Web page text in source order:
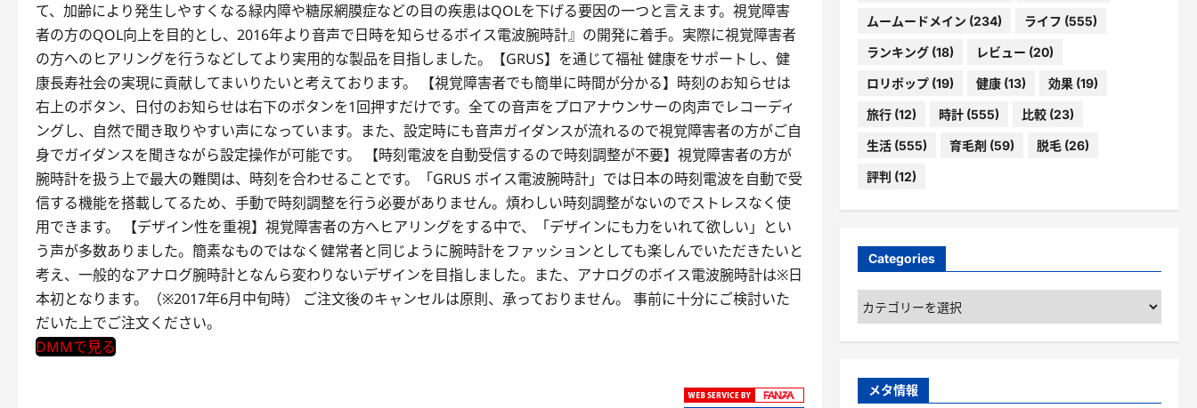
て、加齢により発生しやすくなる緑内障や糖尿網膜症などの目の疾患はQOLを下げる要因の一つと言えます。視覚障害
者の方のQOL向上を目的とし、2016年より音声で日時を知らせるボイス電波腕時計』の開発に着手。実際に視覚障害者
の方へのヒアリングを行うなどしてより実用的な製品を目指しました。【GRUS】を通じて福祉 健康をサポートし、健
康長寿社会の実現に貢献してまいりたいと考えております。 【視覚障害者でも簡単に時間が分かる】時刻のお知らせは
右上のボタン、日付のお知らせは右下のボタンを1回押すだけです。全ての音声をプロアナウンサーの肉声でレコーディ
ングし、自然で聞き取りやすい声になっています。また、設定時にも音声ガイダンスが流れるので視覚障害者の方がご自
身でガイダンスを聞きながら設定操作が可能です。 【時刻電波を自動受信するので時刻調整が不要】視覚障害者の方が
腕時計を扱う上で最大の難関は、時刻を合わせることです。「GRUS ボイス電波腕時計」では日本の時刻電波を自動で受
信する機能を搭載してるため、手動で時刻調整を行う必要がありません。煩わしい時刻調整がないのでストレスなく使
用できます。 【デザイン性を重視】視覚障害者の方へヒアリングをする中で、「デザインにも力をいれて欲しい」とい
う声が多数ありました。簡素なものではなく健常者と同じように腕時計をファッションとしても楽しんでいただきたいと
考え、一般的なアナログ腕時計となんら変わりないデザインを目指しました。また、アナログのボイス電波腕時計は※日
本初となります。（※2017年6月中旬時） ご注文後のキャンセルは原則、承っておりません。 事前に十分にご検討いた
だいた上でご注文ください。
DMMで見る
ムームードメイン (234) ライフ (555)
ランキング(18) レビュー (20)
ロリポップ(19) 健康(13) 効果(19)
旅行(12) 時計(555) 比較(23)
生活(555) 育毛剤 (59) 脱毛(26)
評判 (12)
Categories
Categories
メタ情報